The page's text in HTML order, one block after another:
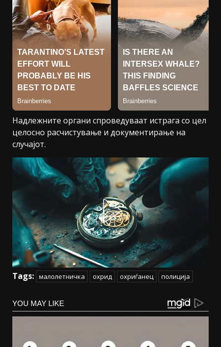
Надлежните органи спроведуваат истрага со цел
целосно расчистување и документирање на
случајот.
Tags: малолетничка охрид охриѓанец полиција